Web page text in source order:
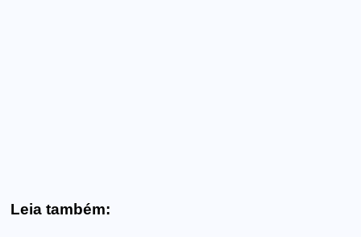
Leia também: